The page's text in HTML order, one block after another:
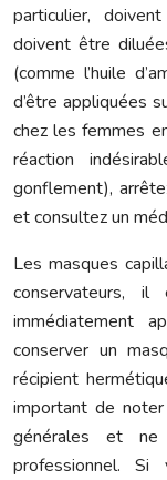
particulier,
doivent être
(comme l’huile
d’être appliquées
chez les femmes
réaction
gonflement),
et consultez un
Les masques
conservateurs,
immédiatement
conserver un
récipient
important de
générales et
professionnel. Si